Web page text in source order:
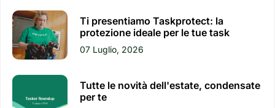
Ti presentiamo Taskprotect: la
protezione ideale per le tue task
07 Luglio, 2026
Tutte le novità dell'estate, condensate
per te